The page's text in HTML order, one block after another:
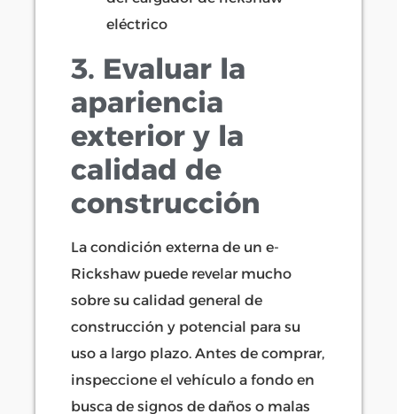
3. Evaluar la
apariencia
exterior y la
calidad de
construcción
La condición externa de un e-
Rickshaw puede revelar mucho
sobre su calidad general de
construcción y potencial para su
uso a largo plazo. Antes de comprar,
inspeccione el vehículo a fondo en
busca de signos de daños o malas